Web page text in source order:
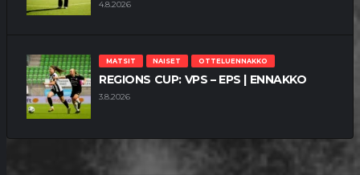
4.8.2026
MATSIT NAISET OTTELUENNAKKO
REGIONS CUP: VPS – EPS | ENNAKKO
3.8.2026